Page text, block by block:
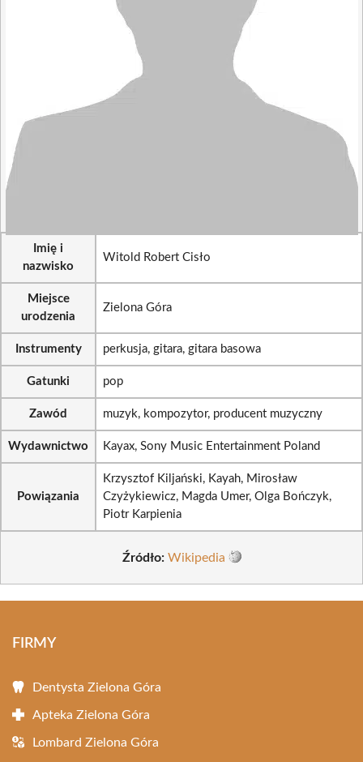
Imię i
nazwisko
Witold Robert Cisło
Miejsce
urodzenia
Zielona Góra
Instrumenty perkusja, gitara, gitara basowa
Gatunki pop
Zawód muzyk, kompozytor, producent muzyczny
Wydawnictwo Kayax, Sony Music Entertainment Poland
Powiązania
Krzysztof Kiljański, Kayah, Mirosław
Czyżykiewicz, Magda Umer, Olga Bończyk,
Piotr Karpienia
Źródło: Wikipedia
FIRMY
Dentysta Zielona Góra
Apteka Zielona Góra
Lombard Zielona Góra